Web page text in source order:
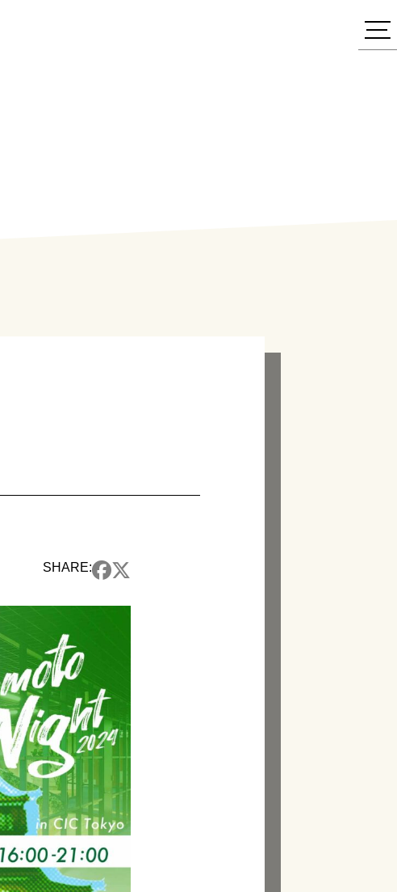
SHARE: